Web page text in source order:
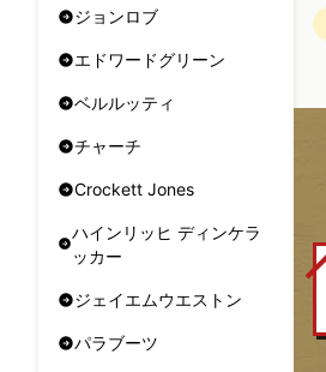
ジョンロブ
エドワードグリーン
ベルルッティ
チャーチ
Crockett Jones
ハインリッヒ ディンケラ
ッカー
ジェイエムウエストン
パラブーツ